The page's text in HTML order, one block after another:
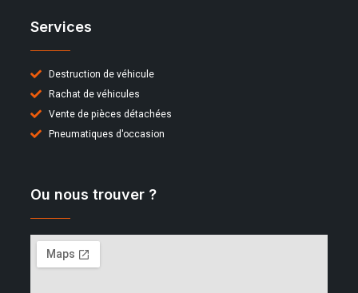
Services
Destruction de véhicule
Rachat de véhicules
Vente de pièces détachées
Pneumatiques d'occasion
Ou nous trouver ?